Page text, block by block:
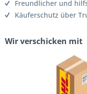
Freundlicher und
Käuferschutz über
Wir verschicken mit